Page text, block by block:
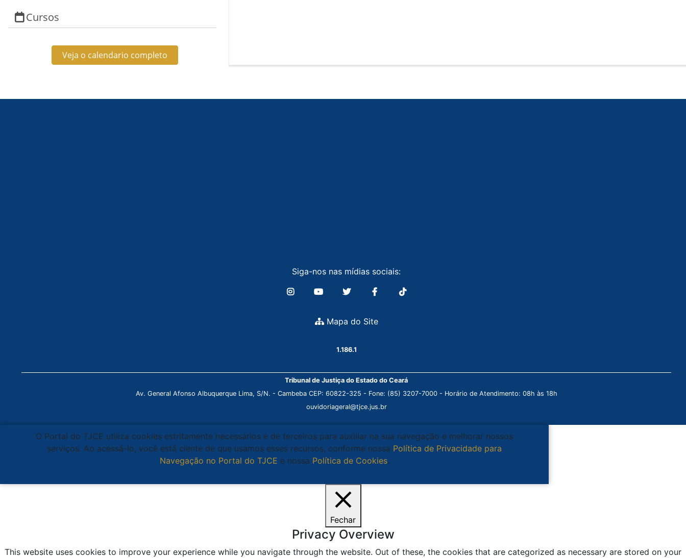
Cursos
Veja o calendario completo
Siga-nos nas mídias sociais:
Mapa do Site
1.186.1
Tribunal de Justiça do Estado do Ceará
Av. General Afonso Albuquerque Lima, S/N. - Cambeba CEP: 60822-325 - Fone: (85) 3207-7000 - Horário de Atendimento: 08h às 18h
ouvidoriageral@tjce.jus.br
O Portal do TJCE utiliza cookies estritamente necessários e de terceiros para auxiliar na sua navegação e melhorar nossos
serviços. Ao acessá-lo, você está ciente de que usamos esses recursos, conforme nossa Política de Privacidade para
Navegação no Portal do TJCE e nossa Política de Cookies.
Fechar
Privacy Overview
This website uses cookies to improve your experience while you navigate through the website. Out of these, the cookies that are categorized as necessary are stored on your